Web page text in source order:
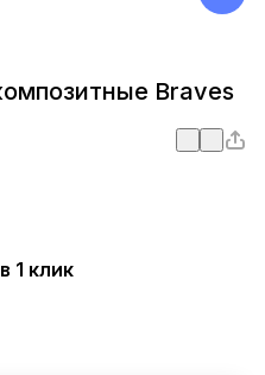
Braves
1 клик